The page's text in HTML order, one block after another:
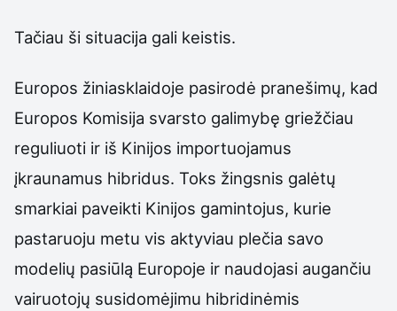
Tačiau ši situacija gali keistis.
Europos žiniasklaidoje pasirodė pranešimų, kad
Europos Komisija svarsto galimybę griežčiau
reguliuoti ir iš Kinijos importuojamus
įkraunamus hibridus. Toks žingsnis galėtų
smarkiai paveikti Kinijos gamintojus, kurie
pastaruoju metu vis aktyviau plečia savo
modelių pasiūlą Europoje ir naudojasi augančiu
vairuotojų susidomėjimu hibridinėmis